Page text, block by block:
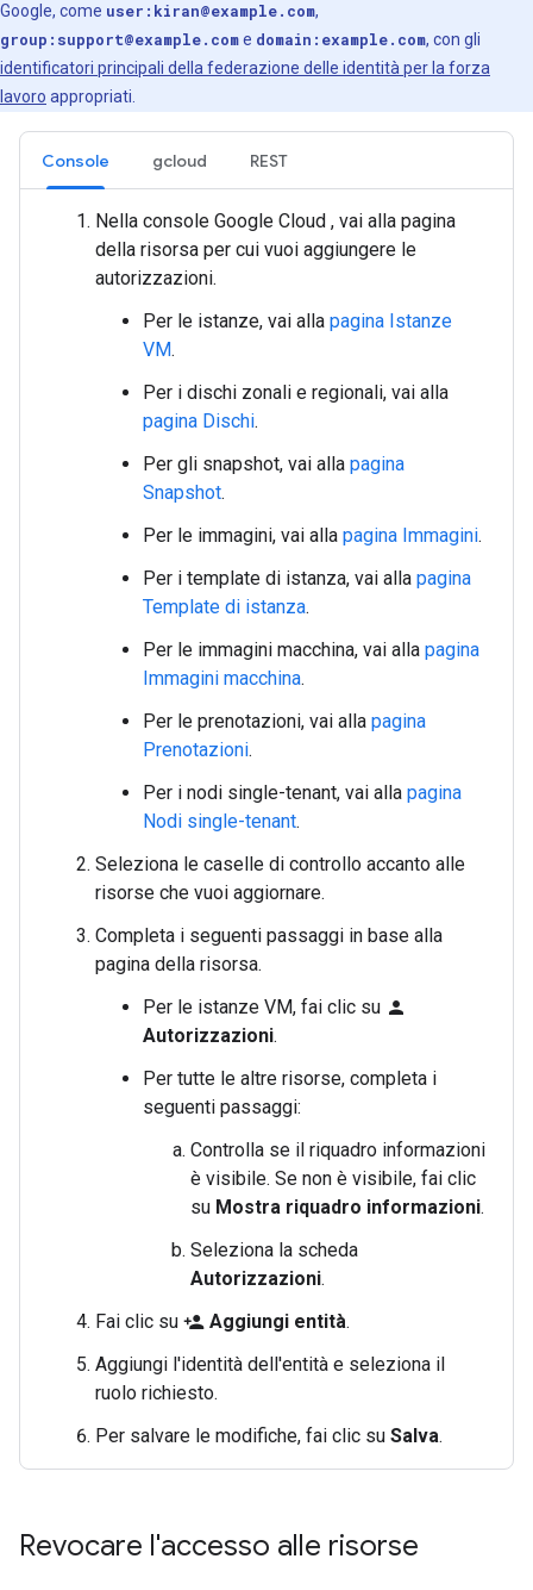
Google, come user:kiran@example.com,
group:support@example.come domain:example.com, con gli
identificatori principali della federazione delle identità per la forza
lavoro appropriati.
Console gcloud REST
Nella console Google Cloud , vai alla pagina
della risorsa per cui vuoi aggiungere le
autorizzazioni.
Per le istanze, vai alla pagina Istanze
VM.
Per i dischi zonali e regionali, vai alla
pagina Dischi.
Per gli snapshot, vai alla pagina
Snapshot.
Per le immagini, vai alla pagina Immagini.
Per i template di istanza, vai alla pagina
Template di istanza.
Per le immagini macchina, vai alla pagina
Immagini macchina.
Per le prenotazioni, vai alla pagina
Prenotazioni.
Per i nodi single-tenant, vai alla pagina
Nodi single-tenant.
Seleziona le caselle di controllo accanto alle
risorse che vuoi aggiornare.
Completa i seguenti passaggi in base alla
pagina della risorsa.
Per le istanze VM, fai clic su person
Autorizzazioni.
Per tutte le altre risorse, completa i
seguenti passaggi:
Controlla se il riquadro informazioni
è visibile. Se non è visibile, fai clic
su Mostra riquadro informazioni.
Seleziona la scheda
Autorizzazioni.
Fai clic su person_add Aggiungi entità.
Aggiungi l'identità dell'entità e seleziona il
ruolo richiesto.
Per salvare le modifiche, fai clic su Salva.
Revocare l'accesso alle risorse